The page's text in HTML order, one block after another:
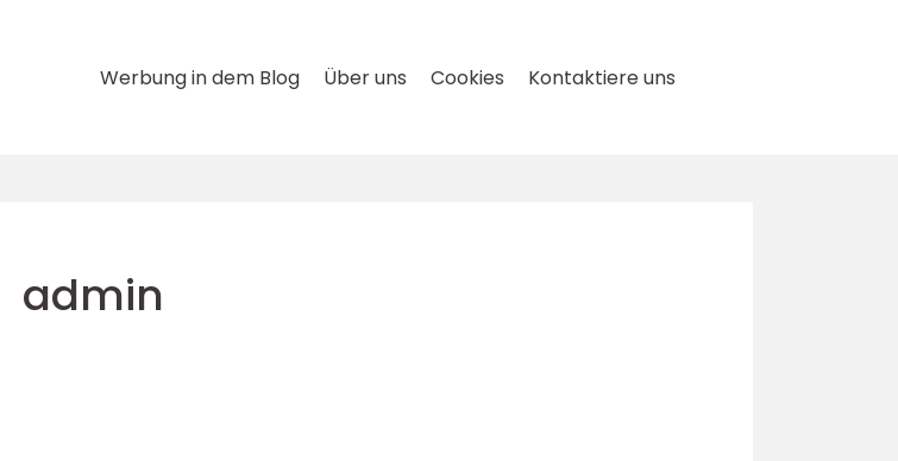
Werbung in dem Blog Über uns Cookies Kontaktiere uns
admin